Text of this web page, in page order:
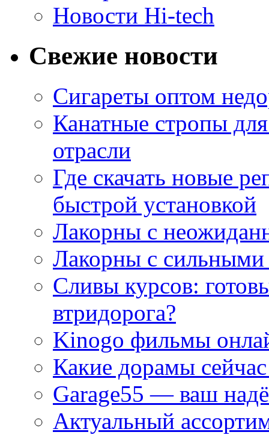
Новости Hi-tech
Свежие новости
Сигареты оптом
Канатные стропы
отрасли
Где скачать новые
быстрой установкой
Лакорны с
Лакорны с сильными
Сливы курсов:
втридорога?
Kinogo фильмы
Какие дорамы
Garage55 — ваш
Актуальный